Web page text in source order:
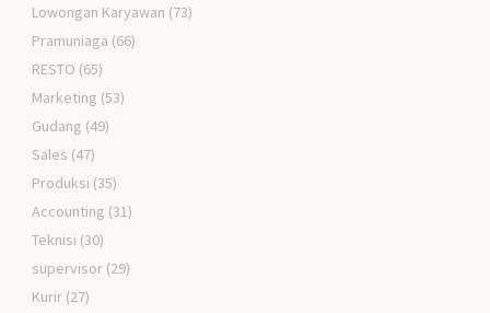
Lowongan Karyawan (73)
Pramuniaga (66)
RESTO (65)
Marketing (53)
Gudang (49)
Sales (47)
Produksi (35)
Accounting (31)
Teknisi (30)
supervisor (29)
Kurir (27)